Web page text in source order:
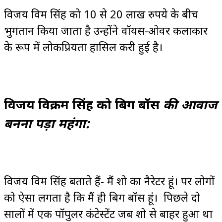
विजय विक्रम सिंह को 10 से 20 लाख रुपये के बीच
भुगतान किया जाता है उन्होंने वॉयस-ओवर कलाकार
के रूप में लोकप्रियता हासिल करी हुई है।
विजय विक्रम सिंह को बिगबॉस की आवाज
बनना पड़ा महंगा:
विजय विक्रम सिंह बताते हैं- मैं शो का नैरेटर हूं। पर लोगों
को ऐसा लगता है कि मैं ही बिग बॉस हूं। पिछले दो
सालों में एक पॉपुलर कंटेस्टेंट जब शो से बाहर हुआ था